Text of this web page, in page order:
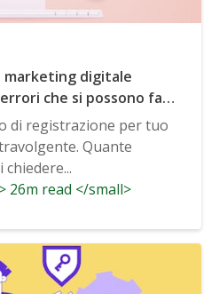
marketing digitale
che si possono fare
modulo di registrazione
di registrazione per tuo
Quante
26m read </small>